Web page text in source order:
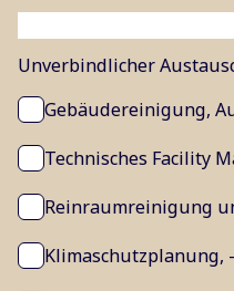
Unverbindlicher
Gebäudereinigung,
Technisches Facility
Reinraumreinigung